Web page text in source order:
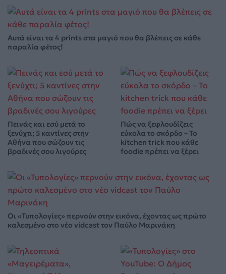
Αυτά είναι τα 4 prints στα μαγιό που θα βλέπεις σε κάθε
παραλία φέτος!
Πεινάς και εσύ μετά το
ξενύχτι; 5 καντίνες στην
Αθήνα που σώζουν τις
βραδινές σου λιγούρες
Πώς να ξεφλουδίζεις
εύκολα το σκόρδο – Το
kitchen trick που κάθε
foodie πρέπει να ξέρει
Οι «Τυπολογίες» περνούν στην εικόνα, έχοντας ως πρώτο
καλεσμένο στο νέο vidcast τον Παύλο Μαρινάκη